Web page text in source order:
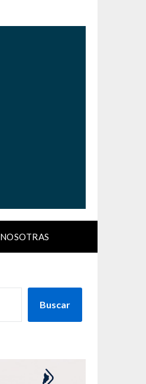
NOSOTRAS
Buscar